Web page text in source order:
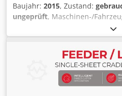
Baujahr: 2015, Zustand:
ungeprüft, Maschinen-/
Walzen Ramisch Guarneri
als Inline Kalander in
Mercerisage von
Stahlwalzen System mit Ab- u.
Rotationskopf (gekühlte Ausf.),
der Codpfxeyiurre Af Derf